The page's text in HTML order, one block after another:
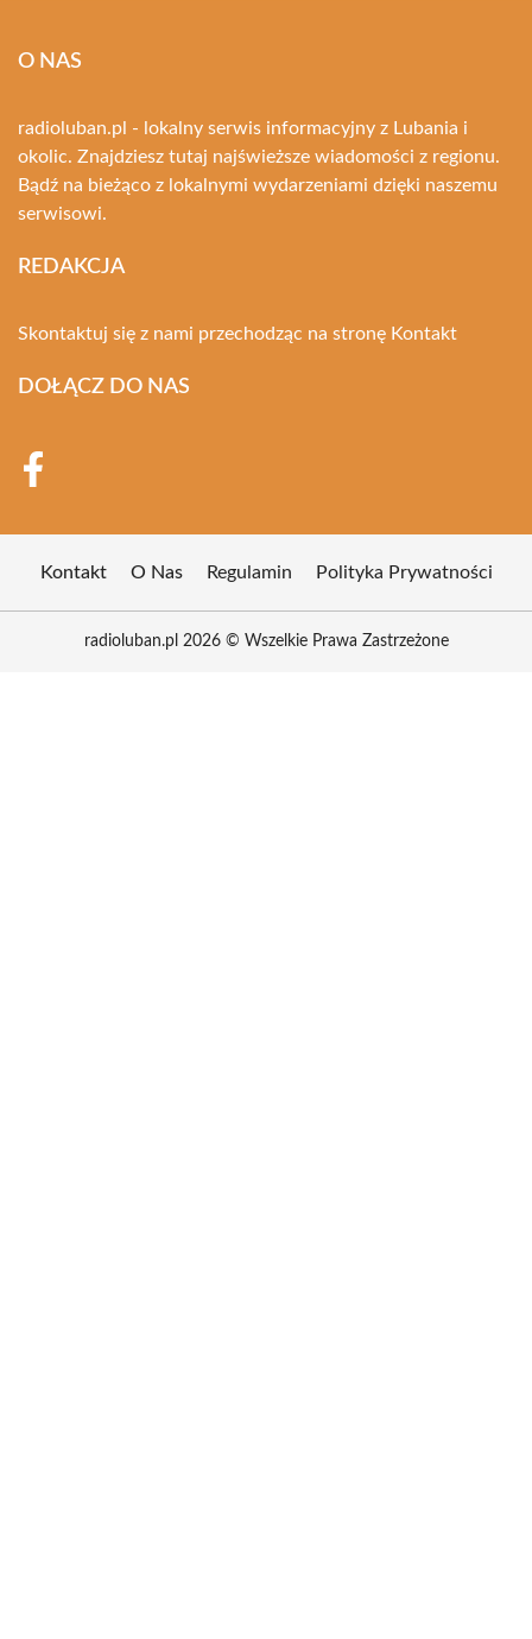
O NAS
radioluban.pl - lokalny serwis informacyjny z Lubania i
okolic. Znajdziesz tutaj najświeższe wiadomości z regionu.
Bądź na bieżąco z lokalnymi wydarzeniami dzięki naszemu
serwisowi.
REDAKCJA
Skontaktuj się z nami przechodząc na stronę Kontakt
DOŁĄCZ DO NAS
Kontakt O Nas Regulamin Polityka Prywatności
radioluban.pl 2026 © Wszelkie Prawa Zastrzeżone